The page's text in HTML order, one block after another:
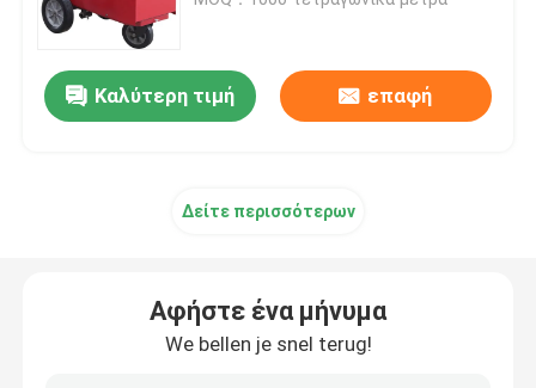
Προκατασκευασμένη τρέχοντας διαδρομή
Καλύτερη τιμή επαφή
Δείτε περισσότερων
Αφήστε ένα μήνυμα
We bellen je snel terug!